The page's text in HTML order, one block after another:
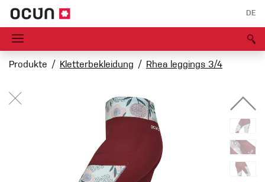
DE
Produkte Kletterbekleidung Rhea leggings 3/4